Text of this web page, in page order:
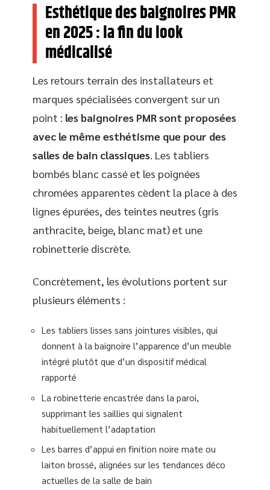
Esthétique des baignoires PMR
en 2025 : la fin du look
médicalisé
Les retours terrain des installateurs et
marques spécialisées convergent sur un
point : les baignoires PMR sont proposées
avec le même esthétisme que pour des
salles de bain classiques. Les tabliers
bombés blanc cassé et les poignées
chromées apparentes cèdent la place à des
lignes épurées, des teintes neutres (gris
anthracite, beige, blanc mat) et une
robinetterie discrète.
Concrètement, les évolutions portent sur
plusieurs éléments :
Les tabliers lisses sans jointures visibles, qui
donnent à la baignoire l’apparence d’un meuble
intégré plutôt que d’un dispositif médical
rapporté
La robinetterie encastrée dans la paroi,
supprimant les saillies qui signalent
habituellement l’adaptation
Les barres d’appui en finition noire mate ou
laiton brossé, alignées sur les tendances déco
actuelles de la salle de bain